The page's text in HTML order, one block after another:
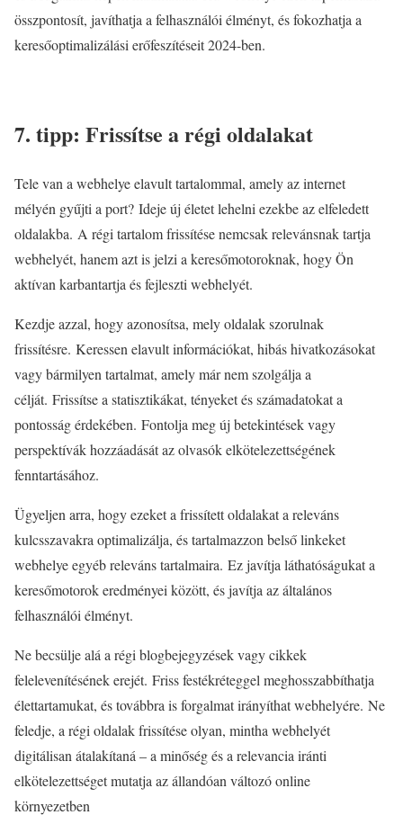
összpontosít, javíthatja a felhasználói élményt, és fokozhatja a
keresőoptimalizálási erőfeszítéseit 2024-ben.
7. tipp: Frissítse a régi oldalakat
Tele van a webhelye elavult tartalommal, amely az internet
mélyén gyűjti a port? Ideje új életet lehelni ezekbe az elfeledett
oldalakba. A régi tartalom frissítése nemcsak relevánsnak tartja
webhelyét, hanem azt is jelzi a keresőmotoroknak, hogy Ön
aktívan karbantartja és fejleszti webhelyét.
Kezdje azzal, hogy azonosítsa, mely oldalak szorulnak
frissítésre. Keressen elavult információkat, hibás hivatkozásokat
vagy bármilyen tartalmat, amely már nem szolgálja a
célját. Frissítse a statisztikákat, tényeket és számadatokat a
pontosság érdekében. Fontolja meg új betekintések vagy
perspektívák hozzáadását az olvasók elkötelezettségének
fenntartásához.
Ügyeljen arra, hogy ezeket a frissített oldalakat a releváns
kulcsszavakra optimalizálja, és tartalmazzon belső linkeket
webhelye egyéb releváns tartalmaira. Ez javítja láthatóságukat a
keresőmotorok eredményei között, és javítja az általános
felhasználói élményt.
Ne becsülje alá a régi blogbejegyzések vagy cikkek
felelevenítésének erejét. Friss festékréteggel meghosszabbíthatja
élettartamukat, és továbbra is forgalmat irányíthat webhelyére. Ne
feledje, a régi oldalak frissítése olyan, mintha webhelyét
digitálisan átalakítaná – a minőség és a relevancia iránti
elkötelezettséget mutatja az állandóan változó online
környezetben